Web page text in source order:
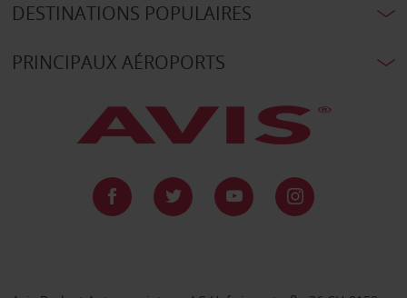
DESTINATIONS POPULAIRES
PRINCIPAUX AÉROPORTS